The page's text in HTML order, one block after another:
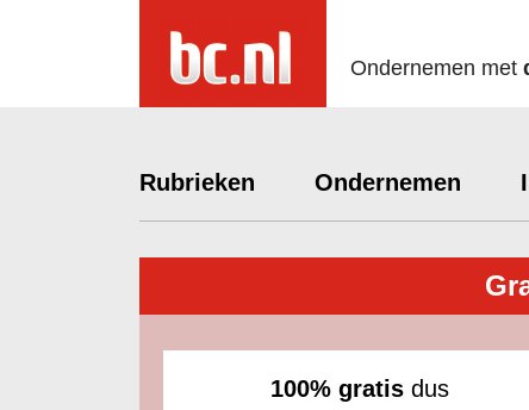
Ondernemen met
Rubrieken Ondernemen
100% gratis dus